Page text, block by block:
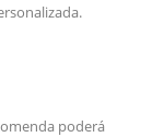
poderá